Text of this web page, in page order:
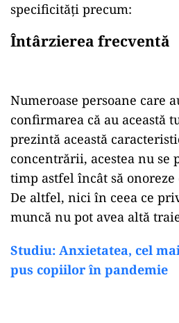
specificități precum:
Întârzierea frecventă
Numeroase persoane care
confirmarea că au această
prezintă această
concentrării, acestea nu se
timp astfel încât să
De altfel, nici în ceea ce
muncă nu pot avea altă
Studiu: Anxietatea, cel
pus copiilor în pandemie